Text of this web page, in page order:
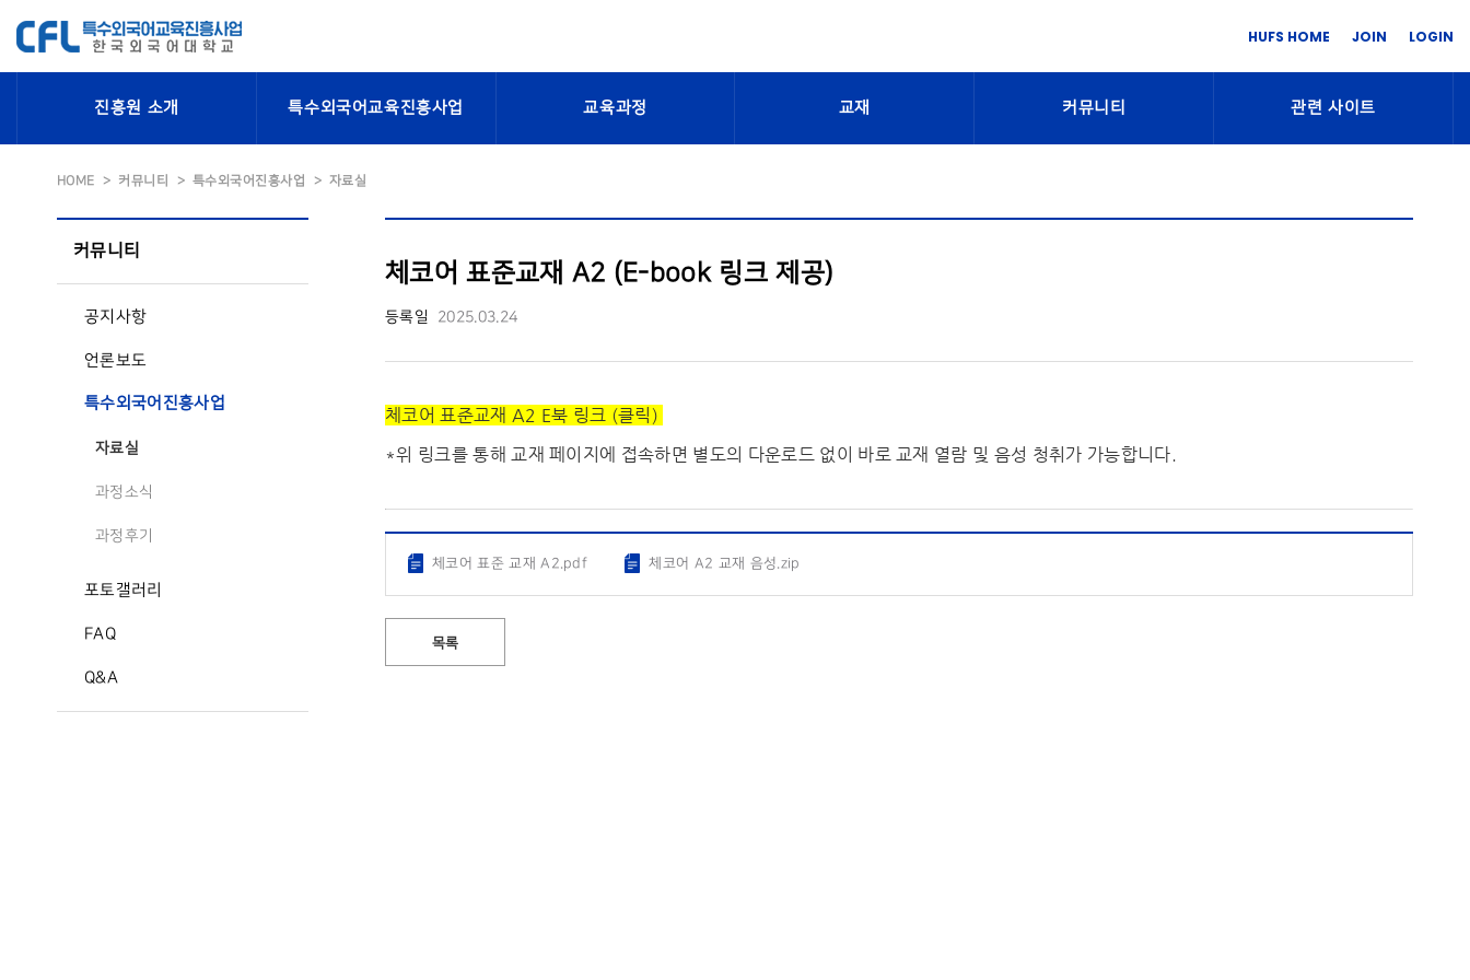
HUFS HOME JOIN LOGIN
진흥원 소개 특수외국어교육진흥사업 교육과정 교재 커뮤니티 관련 사이트
HOME 커뮤니티 특수외국어진흥사업 자료실
커뮤니티
공지사항
언론보도
특수외국어진흥사업
자료실
과정소식
과정후기
포토갤러리
FAQ
Q&A
체코어 표준교재 A2 (E-book 링크 제공)
등록일 2025.03.24
체코어 표준교재 A2 E북 링크 (클릭)
*위 링크를 통해 교재 페이지에 접속하면 별도의 다운로드 없이 바로 교재 열람 및 음성 청취가 가능합니다.
체코어 표준 교재 A2.pdf 체코어 A2 교재 음성.zip
목록